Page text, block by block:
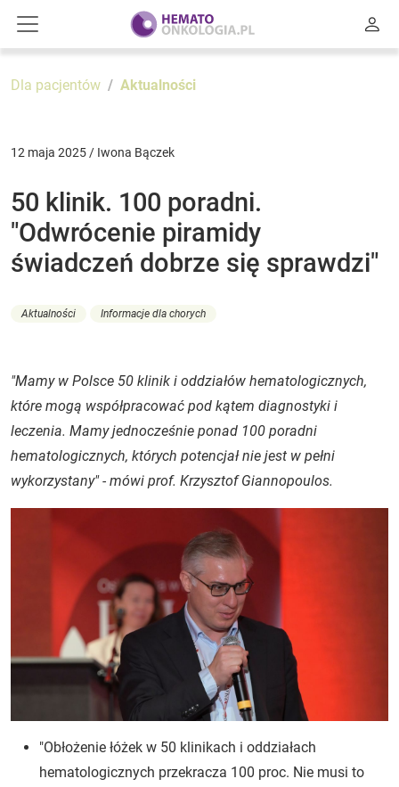
Dla pacjentów Aktualności
12 maja 2025 / Iwona Bączek
50 klinik. 100 poradni.
"Odwrócenie piramidy
świadczeń dobrze się sprawdzi"
Aktualności Informacje dla chorych
"Mamy w Polsce 50 klinik i oddziałów hematologicznych,
które mogą współpracować pod kątem diagnostyki i
leczenia. Mamy jednocześnie ponad 100 poradni
hematologicznych, których potencjał nie jest w pełni
wykorzystany" - mówi prof. Krzysztof Giannopoulos.
"Obłożenie łóżek w 50 klinikach i oddziałach
hematologicznych przekracza 100 proc. Nie musi to